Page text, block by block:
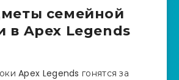
семейной
в Apex Legends
Apex Legends гонятся за